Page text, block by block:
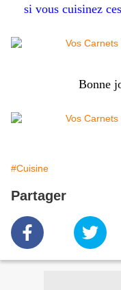
si vous cuisinez
Bonne
#Cuisine
Partager